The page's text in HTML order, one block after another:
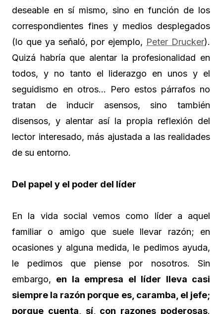
deseable en sí mismo, sino en función de los
correspondientes fines y medios desplegados
(lo que ya señaló, por ejemplo, Peter Drucker).
Quizá habría que alentar la profesionalidad en
todos, y no tanto el liderazgo en unos y el
seguidismo en otros… Pero estos párrafos no
tratan de inducir asensos, sino también
disensos, y alentar así la propia reflexión del
lector interesado, más ajustada a las realidades
de su entorno.
Del papel y el poder del líder
En la vida social vemos como líder a aquel
familiar o amigo que suele llevar razón; en
ocasiones y alguna medida, le pedimos ayuda,
le pedimos que piense por nosotros. Sin
embargo, en la empresa el líder lleva casi
siempre la razón porque es, caramba, el jefe;
porque cuenta, sí, con razones poderosas.